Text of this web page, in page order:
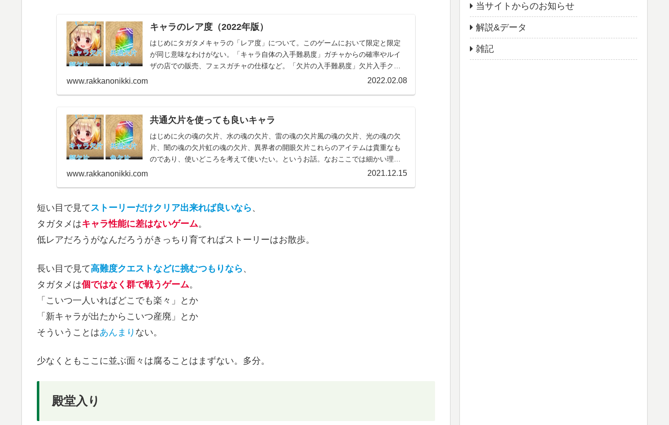
キャラのレア度（2022年版）
はじめにタガタメキャラの「レア度」について。このゲームにおいて限定と限定
が同じ意味なわけがない。「キャラ自体の入手難易度」ガチャからの確率やルイ
ザの店での販売、フェスガチャの仕様など。「欠片の入手難易度」欠片入手クエ
www.rakkanonikki.com 2022.02.08
共通欠片を使っても良いキャラ
はじめに火の魂の欠片、水の魂の欠片、雷の魂の欠片風の魂の欠片、光の魂の欠
片、闇の魂の欠片虹の魂の欠片、異界者の開眼欠片これらのアイテムは貴重なも
のであり、使いどころを考えて使いたい。というお話。なおここでは細かい理由
www.rakkanonikki.com 2021.12.15
短い目で見てストーリーだけクリア出来れば良いなら 、
タガタメはキャラ性能に差はないゲーム。
低レアだろうがなんだろうがきっちり育てればストーリーはお散歩。
長い目で見て高難度クエストなどに挑むつもりなら 、
タガタメは個ではなく群で戦うゲーム。
「こいつ一人いればどこでも楽々」とか
「新キャラが出たからこいつ産廃」とか
そういうことはあんまり ない。
少なくともここに並ぶ面々は腐ることはまずない。多分。
殿堂入り
当サイトからのお知らせ
解説&データ
雑記